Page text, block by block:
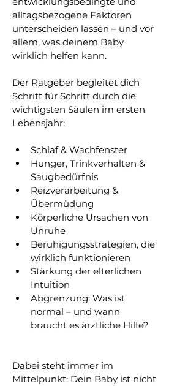
alltagsbezogene Faktoren
unterscheiden lassen – und vor
allem, was deinem Baby
wirklich helfen kann.
Der Ratgeber begleitet dich
Schritt für Schritt durch die
wichtigsten Säulen im ersten
Lebensjahr:
Schlaf & Wachfenster
Hunger, Trinkverhalten &
Saugbedürfnis
Reizverarbeitung &
Übermüdung
Körperliche Ursachen von
Unruhe
Beruhigungsstrategien, die
wirklich funktionieren
Stärkung der elterlichen
Intuition
Abgrenzung: Was ist
normal – und wann
braucht es ärztliche Hilfe?
Dabei steht immer im
Mittelpunkt: Dein Baby ist nicht